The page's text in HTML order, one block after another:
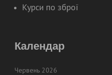
Курси по зброї
Календар
Червень 2026